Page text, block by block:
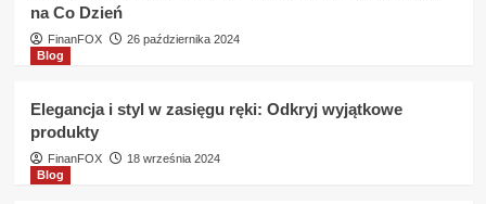
na Co Dzień
FinanFOX
26 października 2024
Blog
Elegancja i styl w zasięgu ręki: Odkryj wyjątkowe
produkty
FinanFOX
18 września 2024
Blog